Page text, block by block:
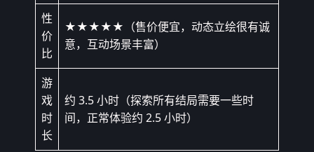
性
价
比
★★★★★（售价便宜，动态立绘很有诚
意，互动场景丰富）
游
戏
时
长
约 3.5 小时（探索所有结局需要一些时
间，正常体验约 2.5 小时）